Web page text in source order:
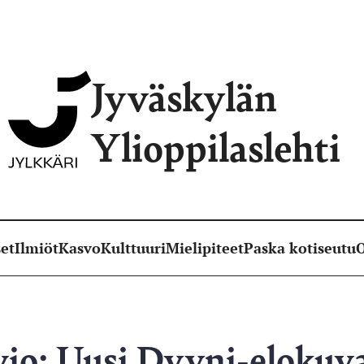
Jyväskylän
Ylioppilaslehti
IlmiötKasvoKulttuuriMielipiteetPaska kotiseutu